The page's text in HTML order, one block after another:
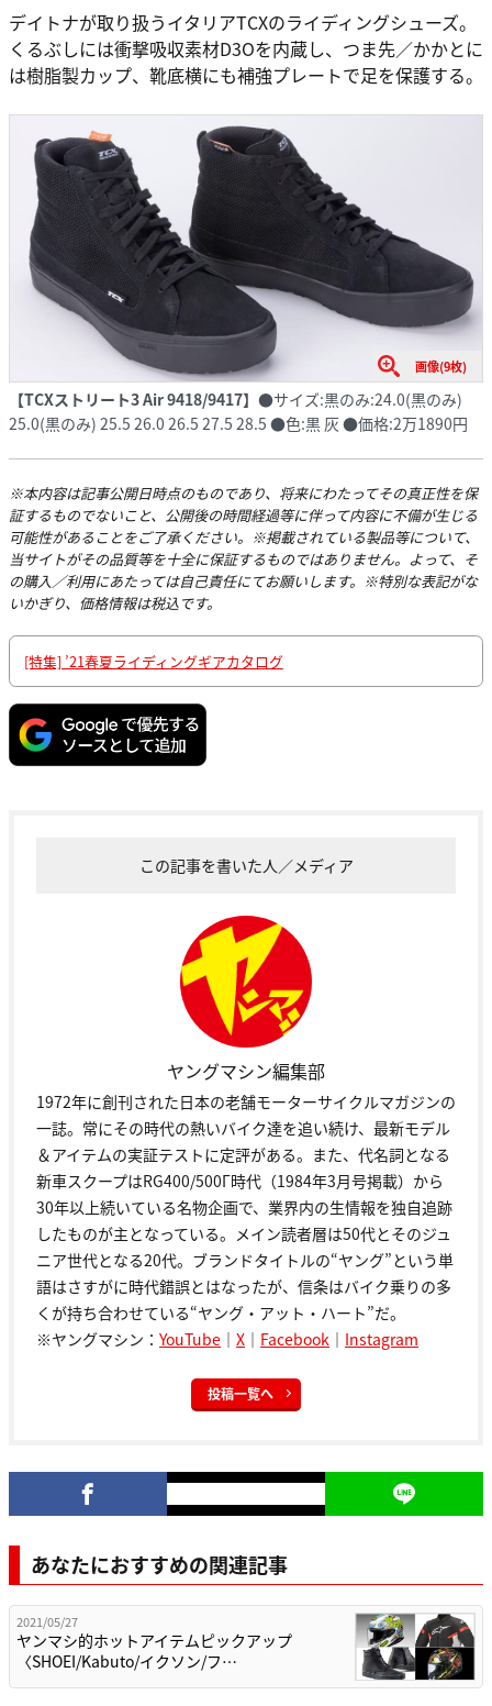
デイトナが取り扱うイタリアTCXのライディングシューズ。
くるぶしには衝撃吸収素材D3Oを内蔵し、つま先／かかとに
は樹脂製カップ、靴底横にも補強プレートで足を保護する。
画像(9枚)
【TCXストリート3 Air 9418/9417】 ●サイズ:黒のみ:24.0(黒のみ)
25.0(黒のみ) 25.5 26.0 26.5 27.5 28.5 ●色:黒 灰 ●価格:2万1890円
※本内容は記事公開日時点のものであり、将来にわたってその真正性を保
証するものでないこと、公開後の時間経過等に伴って内容に不備が生じる
可能性があることをご了承ください。※掲載されている製品等について、
当サイトがその品質等を十全に保証するものではありません。よって、そ
の購入／利用にあたっては自己責任にてお願いします。※特別な表記がな
いかぎり、価格情報は税込です。
[特集] ’21春夏ライディングギアカタログ
この記事を書いた人／メディア
ヤングマシン編集部
1972年に創刊された日本の老舗モーターサイクルマガジンの
一誌。常にその時代の熱いバイク達を追い続け、最新モデル
＆アイテムの実証テストに定評がある。また、代名詞となる
新車スクープはRG400/500Γ時代（1984年3月号掲載）から
30年以上続いている名物企画で、業界内の生情報を独自追跡
したものが主となっている。メイン読者層は50代とそのジュ
ニア世代となる20代。ブランドタイトルの“ヤング”という単
語はさすがに時代錯誤とはなったが、信条はバイク乗りの多
くが持ち合わせている“ヤング・アット・ハート”だ。
※ヤングマシン： YouTube ｜ X ｜ Facebook ｜ Instagram
投稿一覧へ
あなたにおすすめの関連記事
2021/05/27
ヤンマシ的ホットアイテムピックアップ
〈SHOEI/Kabuto/イクソン/フ…